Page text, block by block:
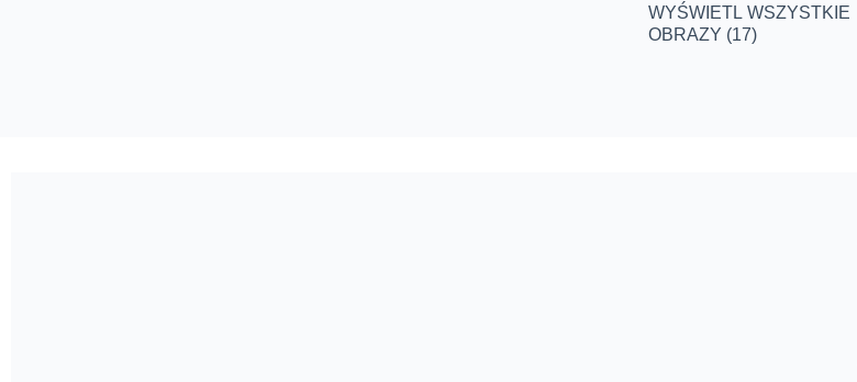
WYŚWIETL WSZYSTKIE
OBRAZY (17)